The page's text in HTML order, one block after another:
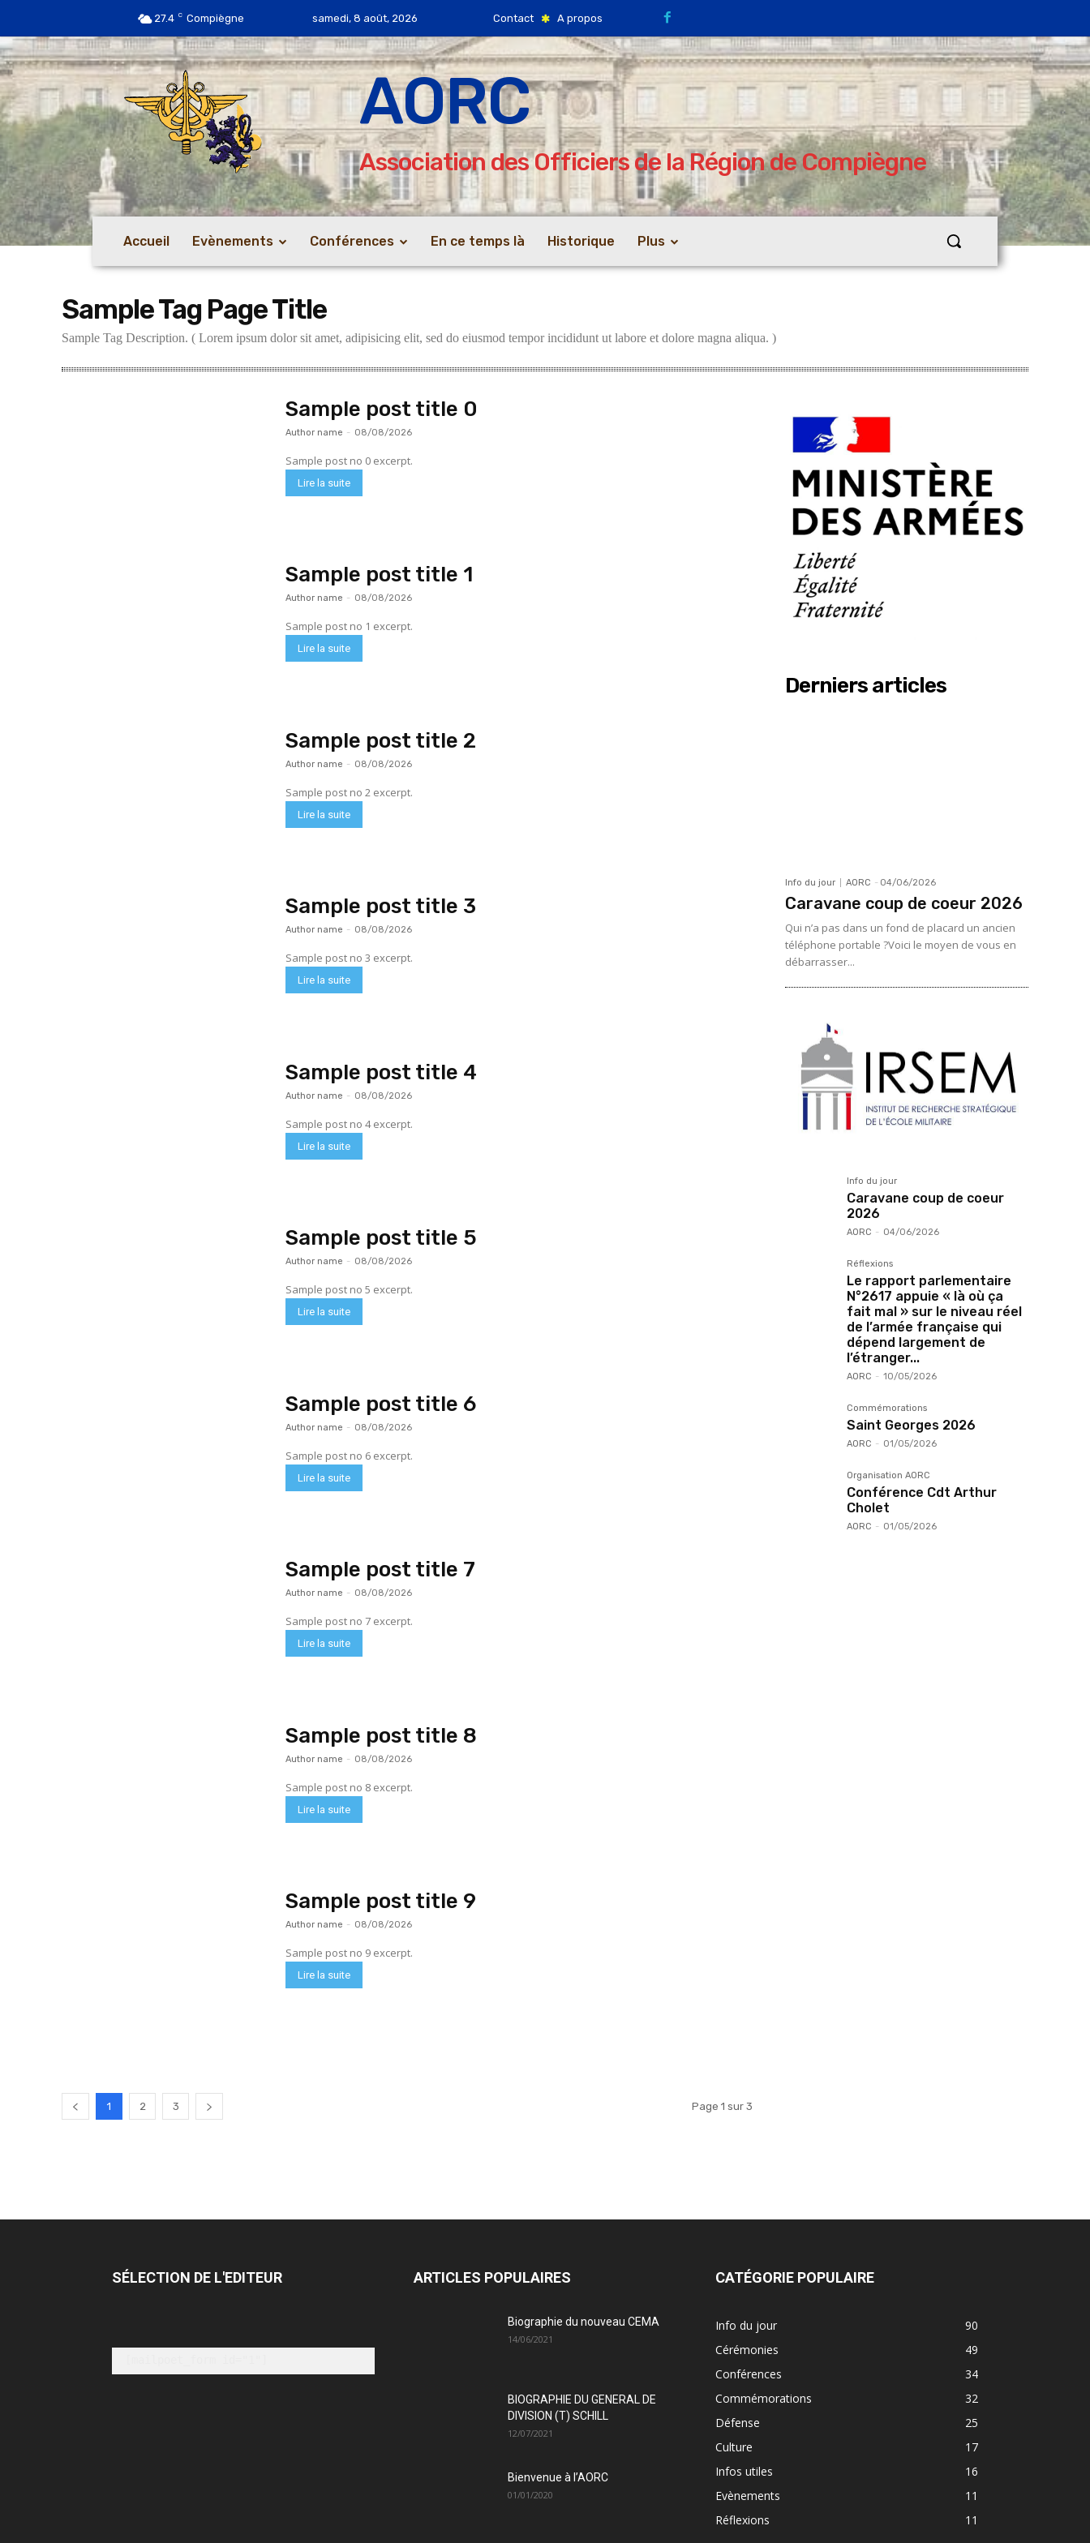
27.4 C Compiègne samedi, 8 août, 2026 Contact A propos
AORC
Association des Officiers de la Région de Compiègne
Accueil Evènements Conférences En ce temps là Historique Plus
Sample Tag Page Title
Sample Tag Description. ( Lorem ipsum dolor sit amet, adipisicing elit, sed do eiusmod tempor incididunt ut labore et dolore magna aliqua. )
Sample post title 0
Author name - 08/08/2026
Sample post no 0 excerpt.
Lire la suite
Sample post title 1
Author name - 08/08/2026
Sample post no 1 excerpt.
Lire la suite
Sample post title 2
Author name - 08/08/2026
Sample post no 2 excerpt.
Lire la suite
Sample post title 3
Author name - 08/08/2026
Sample post no 3 excerpt.
Lire la suite
Sample post title 4
Author name - 08/08/2026
Sample post no 4 excerpt.
Lire la suite
Sample post title 5
Author name - 08/08/2026
Sample post no 5 excerpt.
Lire la suite
Sample post title 6
Author name - 08/08/2026
Sample post no 6 excerpt.
Lire la suite
Sample post title 7
Author name - 08/08/2026
Sample post no 7 excerpt.
Lire la suite
Sample post title 8
Author name - 08/08/2026
Sample post no 8 excerpt.
Lire la suite
Sample post title 9
Author name - 08/08/2026
Sample post no 9 excerpt.
Lire la suite
1 2 3 Page 1 sur 3
Derniers articles
Info du jour AORC - 04/06/2026
Caravane coup de coeur 2026
Qui n’a pas dans un fond de placard un ancien
téléphone portable ?Voici le moyen de vous en
débarrasser...
Info du jour
Caravane coup de coeur
2026
AORC - 04/06/2026
Réflexions
Le rapport parlementaire
N°2617 appuie « là où ça
fait mal » sur le niveau réel
de l’armée française qui
dépend largement de
l’étranger...
AORC - 10/05/2026
Commémorations
Saint Georges 2026
AORC - 01/05/2026
Organisation AORC
Conférence Cdt Arthur
Cholet
AORC - 01/05/2026
SÉLECTION DE L'EDITEUR ARTICLES POPULAIRES
Biographie du nouveau CEMA
14/06/2021
BIOGRAPHIE DU GENERAL DE
DIVISION (T) SCHILL
12/07/2021
Bienvenue à l’AORC
01/01/2020
CATÉGORIE POPULAIRE
Info du jour
90
Cérémonies
49
Conférences
34
Commémorations
32
Défense
25
Culture
17
Infos utiles
16
Evènements
11
Réflexions
11